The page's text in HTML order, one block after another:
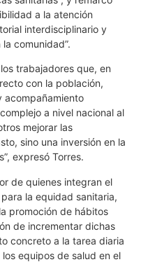
a la atención
interdisciplinario y
comunidad”.
trabajadores que, en
con la población,
acompañamiento
a nivel nacional al
mejorar las
sino una inversión en la
expresó Torres.
de quienes integran el
la equidad sanitaria,
promoción de hábitos
de incrementar dichas
concreto a la tarea diaria
equipos de salud en el